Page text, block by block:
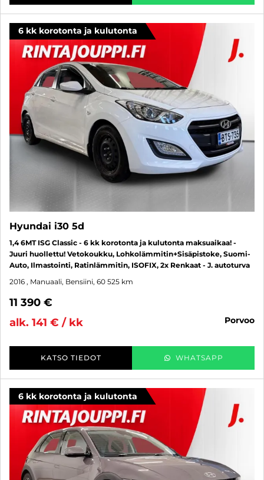
6 kk korotonta ja kulutonta
Hyundai i30 5d
1,4 6MT ISG Classic - 6 kk korotonta ja kulutonta maksuaikaa! -
Juuri huollettu! Vetokoukku, Lohkolämmitin+Sisäpistoke, Suomi-
Auto, Ilmastointi, Ratinlämmitin, ISOFIX, 2x Renkaat - J. autoturva
2016 , Manuaali, Bensiini, 60 525 km
11 390 €
alk. 141 € / kk
porvoo
KATSO TIEDOT WHATSAPP
6 kk korotonta ja kulutonta